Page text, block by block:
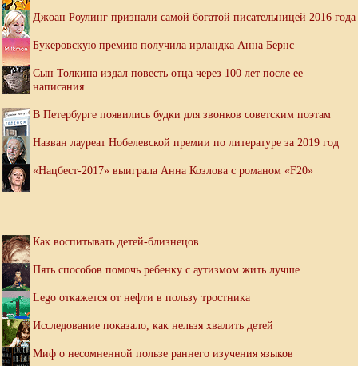
Джоан Роулинг признали самой богатой писательницей 2016 года
Букеровскую премию получила ирландка Анна Бернс
Сын Толкина издал повесть отца через 100 лет после ее
написания
В Петербурге появились будки для звонков советским поэтам
Назван лауреат Нобелевской премии по литературе за 2019 год
«Нацбест-2017» выиграла Анна Козлова с романом «F20»
Как воспитывать детей-близнецов
Пять способов помочь ребенку с аутизмом жить лучше
Lego откажется от нефти в пользу тростника
Исследование показало, как нельзя хвалить детей
Миф о несомненной пользе раннего изучения языков